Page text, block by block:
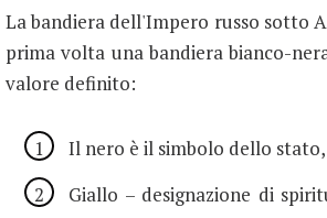
La bandiera dell'Impero russo sotto
prima volta una bandiera bianco-
valore definito:
Il nero è il simbolo dello
Giallo – designazione di